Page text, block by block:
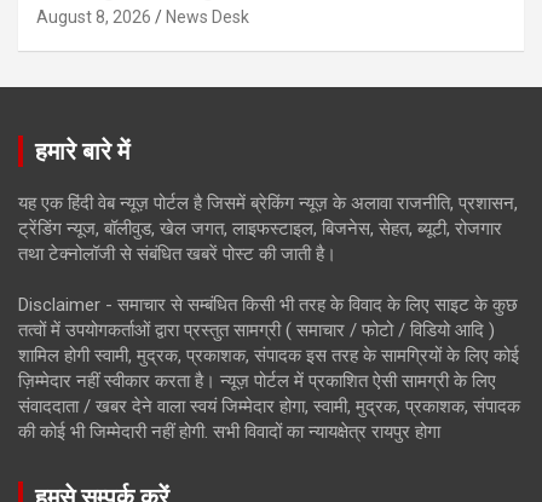
August 8, 2026 News Desk
हमारे बारे में
यह एक हिंदी वेब न्यूज़ पोर्टल है जिसमें ब्रेकिंग न्यूज़ के अलावा राजनीति, प्रशासन,
ट्रेंडिंग न्यूज, बॉलीवुड, खेल जगत, लाइफस्टाइल, बिजनेस, सेहत, ब्यूटी, रोजगार
तथा टेक्नोलॉजी से संबंधित खबरें पोस्ट की जाती है।
Disclaimer - समाचार से सम्बंधित किसी भी तरह के विवाद के लिए साइट के कुछ
तत्वों में उपयोगकर्ताओं द्वारा प्रस्तुत सामग्री ( समाचार / फोटो / विडियो आदि )
शामिल होगी स्वामी, मुद्रक, प्रकाशक, संपादक इस तरह के सामग्रियों के लिए कोई
ज़िम्मेदार नहीं स्वीकार करता है। न्यूज़ पोर्टल में प्रकाशित ऐसी सामग्री के लिए
संवाददाता / खबर देने वाला स्वयं जिम्मेदार होगा, स्वामी, मुद्रक, प्रकाशक, संपादक
की कोई भी जिम्मेदारी नहीं होगी. सभी विवादों का न्यायक्षेत्र रायपुर होगा